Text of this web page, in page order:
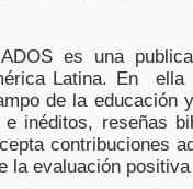
es una
Latina. En
de la educación
e inéditos, reseñas
contribuciones
la evaluación